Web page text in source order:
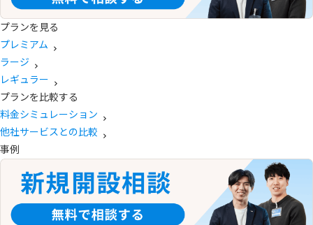
プランを見る
プレミアム
ラージ
レギュラー
プランを比較する
料金シミュレーション
他社サービスとの比較
事例